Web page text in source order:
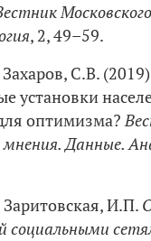
, 2, 49–59.
С.В.
установки
оптимизма?
Данные.
И.П.
социальными